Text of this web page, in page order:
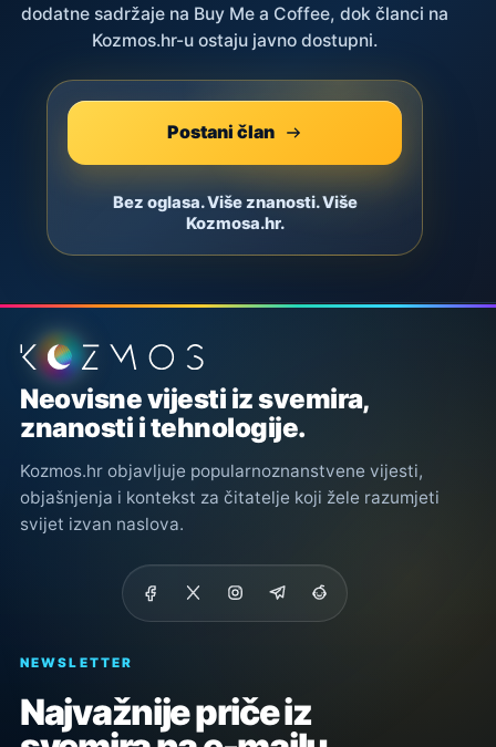
dodatne sadržaje na Buy Me a Coffee, dok članci na
Kozmos.hr-u ostaju javno dostupni.
Postani član
Bez oglasa. Više znanosti. Više
Kozmosa.hr.
Podnožje stranice
Neovisne vijesti iz svemira,
znanosti i tehnologije.
Kozmos.hr objavljuje popularnoznanstvene vijesti,
objašnjenja i kontekst za čitatelje koji žele razumjeti
svijet izvan naslova.
NEWSLETTER
Najvažnije priče iz